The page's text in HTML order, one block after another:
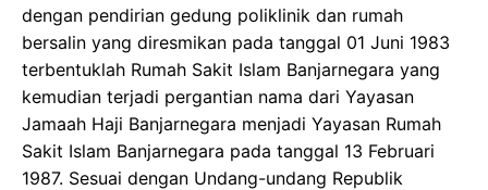
dengan pendirian gedung poliklinik dan rumah
bersalin yang diresmikan pada tanggal 01 Juni 1983
terbentuklah Rumah Sakit Islam Banjarnegara yang
kemudian terjadi pergantian nama dari Yayasan
Jamaah Haji Banjarnegara menjadi Yayasan Rumah
Sakit Islam Banjarnegara pada tanggal 13 Februari
1987. Sesuai dengan Undang-undang Republik